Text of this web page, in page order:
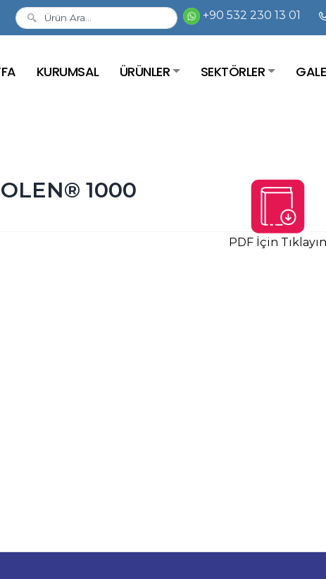
+90 532 230 13 01
KURUMSAL ÜRÜNLER SEKTÖRLER
PDF İçin Tıklayın
1000